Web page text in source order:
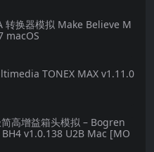
转换器模拟 Make Believe M
macOS
TONEX MAX v1.11.0
高增益箱头模拟 – Bogren
v1.0.138 U2B Mac [MO